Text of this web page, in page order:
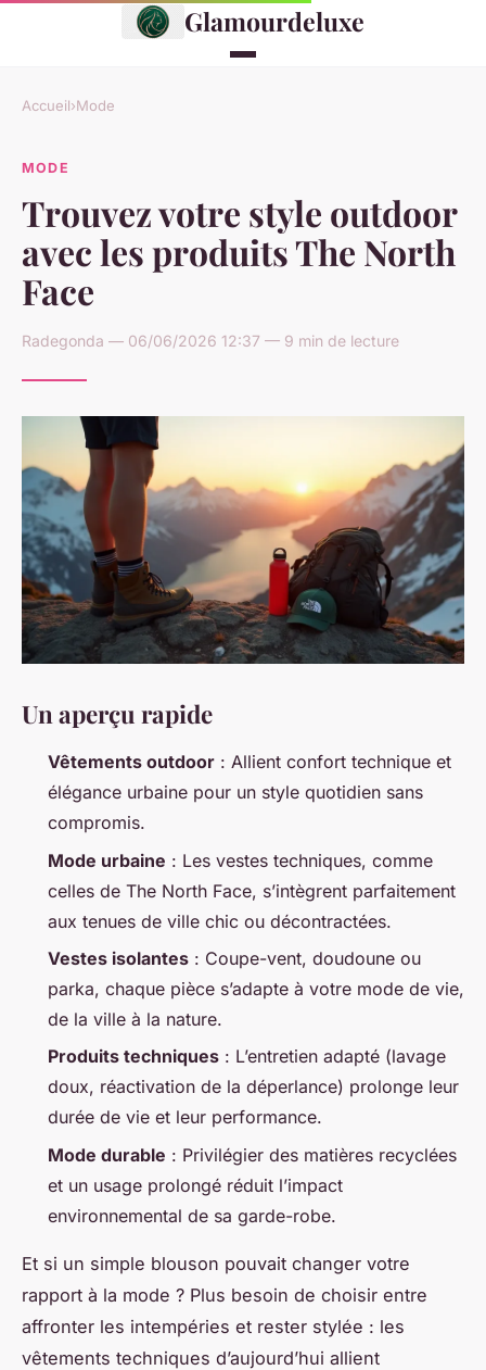
Glamourdeluxe
Accueil›Mode
MODE
Trouvez votre style outdoor
avec les produits The North
Face
Radegonda — 06/06/2026 12:37 — 9 min de lecture
Un aperçu rapide
Vêtements outdoor : Allient confort technique et
élégance urbaine pour un style quotidien sans
compromis.
Mode urbaine : Les vestes techniques, comme
celles de The North Face, s’intègrent parfaitement
aux tenues de ville chic ou décontractées.
Vestes isolantes : Coupe-vent, doudoune ou
parka, chaque pièce s’adapte à votre mode de vie,
de la ville à la nature.
Produits techniques : L’entretien adapté (lavage
doux, réactivation de la déperlance) prolonge leur
durée de vie et leur performance.
Mode durable : Privilégier des matières recyclées
et un usage prolongé réduit l’impact
environnemental de sa garde-robe.
Et si un simple blouson pouvait changer votre
rapport à la mode ? Plus besoin de choisir entre
affronter les intempéries et rester stylée : les
vêtements techniques d’aujourd’hui allient